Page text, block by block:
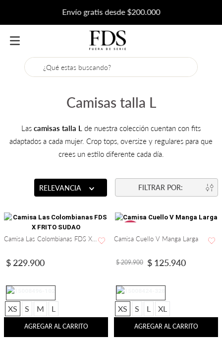
Envío gratis desde $200.000
¿Qué estas buscando?
Camisas talla L
Las camisas talla L de nuestra colección cuentan con fits
adaptados a cada mujer. Crop tops, oversize y regulares para que
crees un estilo diferente cada día.
RELEVANCIA
$ 229.900
XS S M L
AGREGAR AL CARRITO
Camisa Cuello V Manga Larga
$ 209.900 $ 125.940
XS S L XL
AGREGAR AL CARRITO